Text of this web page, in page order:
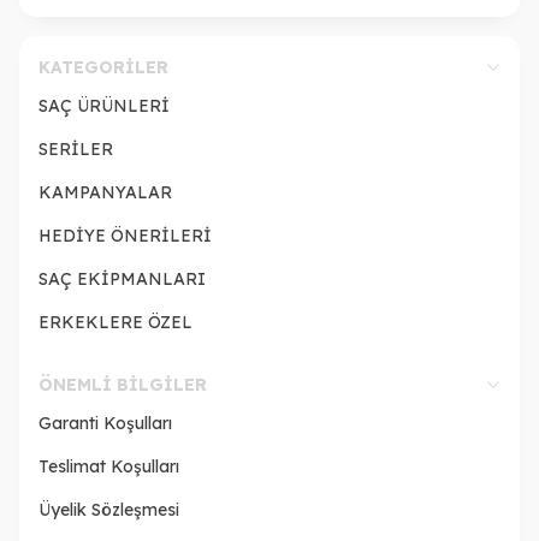
KATEGORILER
SAÇ ÜRÜNLERİ
SERİLER
KAMPANYALAR
HEDİYE ÖNERİLERİ
SAÇ EKİPMANLARI
ERKEKLERE ÖZEL
ÖNEMLI BILGILER
Garanti Koşulları
Teslimat Koşulları
Üyelik Sözleşmesi